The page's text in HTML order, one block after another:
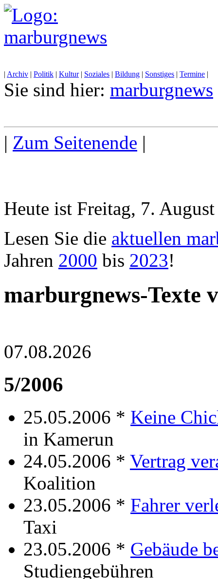
| Archiv | Politik | Kultur| Soziales | Bildung | Sonstiges | Termine |
Sie sind hier: marburgnews
| Zum Seitenende |
Heute ist Freitag, 7.
Lesen Sie die aktuellen
Jahren 2000 bis 2023!
marburgnews-Texte
07.08.2026
5/2006
25.05.2006 * Keine
in Kamerun
24.05.2006 * Vertrag
Koalition
23.05.2006 * Fahrer
Taxi
23.05.2006 * Gebäude
Studiengebühren